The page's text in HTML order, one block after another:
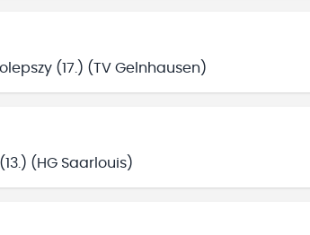
(17.) (TV Gelnhausen)
(HG Saarlouis)